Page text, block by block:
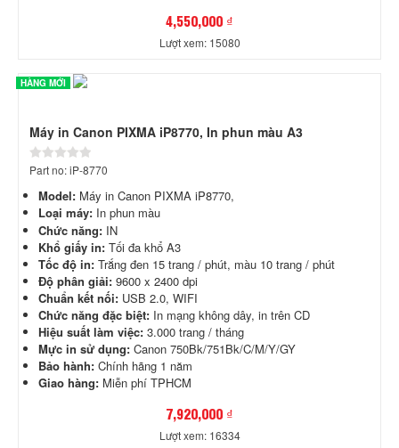
4,550,000 ₫
Lượt xem: 15080
HÀNG MỚI
Máy in Canon PIXMA iP8770, In phun màu A3
Part no: iP-8770
Model: Máy in Canon PIXMA iP8770,
Loại máy: In phun màu
Chức năng: IN
Khổ giấy in: Tối đa khổ A3
Tốc độ in: Trắng đen 15 trang / phút, màu 10 trang / phút
Độ phân giải: 9600 x 2400 dpi
Chuẩn kết nối: USB 2.0, WIFI
Chức năng đặc biệt: In mạng không dây, in trên CD
Hiệu suất làm việc: 3.000 trang / tháng
Mực in sử dụng: Canon 750Bk/751Bk/C/M/Y/GY
Bảo hành: Chính hãng 1 năm
Giao hàng: Miễn phí TPHCM
7,920,000 ₫
Lượt xem: 16334